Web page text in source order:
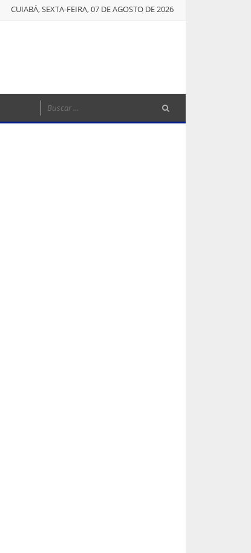
CUIABÁ, SEXTA-FEIRA, 07 DE AGOSTO DE 2026